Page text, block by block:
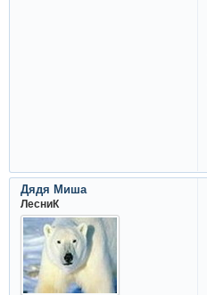
Дядя Миша
ЛесниК